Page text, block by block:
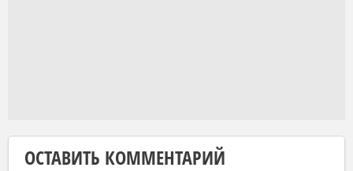
ОСТАВИТЬ КОММЕНТАРИЙ